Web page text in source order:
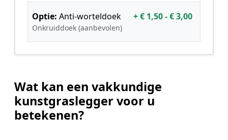
Optie: Anti-worteldoek
Onkruiddoek (aanbevolen)
+ € 1,50 - € 3,00
Wat kan een vakkundige
kunstgraslegger voor u
betekenen?